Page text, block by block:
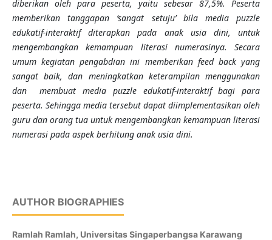
diberikan oleh para peserta, yaitu sebesar 87,5%. Peserta
memberikan tanggapan ‘sangat setuju’ bila media puzzle
edukatif-interaktif diterapkan pada anak usia dini, untuk
mengembangkan kemampuan literasi numerasinya. Secara
umum kegiatan pengabdian ini memberikan feed back yang
sangat baik, dan meningkatkan keterampilan menggunakan
dan membuat media puzzle edukatif-interaktif bagi para
peserta. Sehingga media tersebut dapat diimplementasikan oleh
guru dan orang tua untuk mengembangkan kemampuan literasi
numerasi pada aspek berhitung anak usia dini.
AUTHOR BIOGRAPHIES
Ramlah Ramlah, Universitas Singaperbangsa Karawang